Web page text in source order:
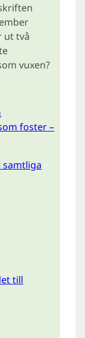
ut två
vuxen?
foster –
till